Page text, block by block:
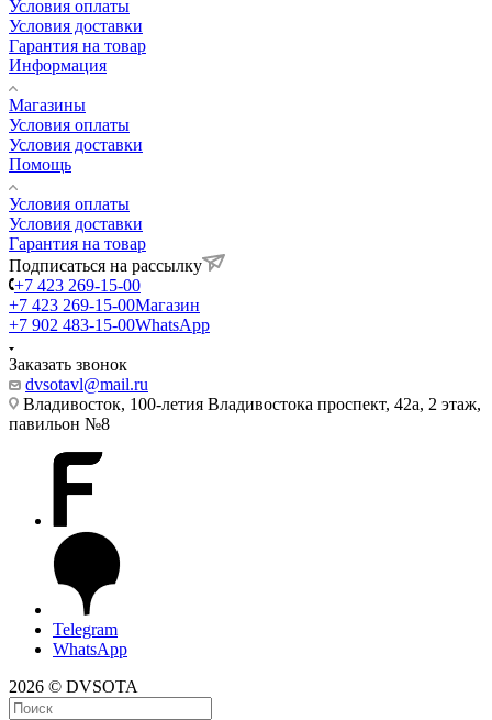
Условия оплаты
Условия доставки
Гарантия на товар
Информация
Магазины
Условия оплаты
Условия доставки
Помощь
Условия оплаты
Условия доставки
Гарантия на товар
Подписаться на рассылку
+7 423 269-15-00
+7 423 269-15-00Магазин
+7 902 483-15-00WhatsApp
Заказать звонок
dvsotavl@mail.ru
Владивосток, 100-летия Владивостока проспект, 42а, 2 этаж,
павильон №8
Telegram
WhatsApp
2026 © DVSOTA